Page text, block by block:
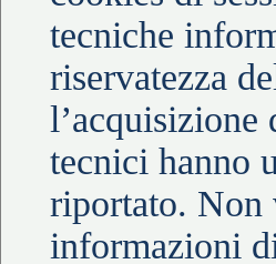
tecniche
riservatezza
tecnici hanno
riportato. Non
informazioni